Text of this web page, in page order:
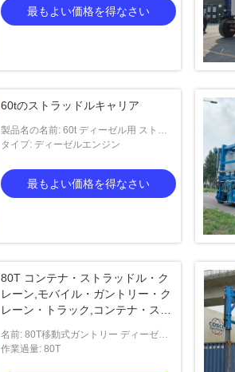
最もよい価格を得なさい
60tのストラッドルキャリア
製品名の名前: 60t ディーゼル用 ストラ
ッドラーキャリア
タイプ: ディーゼルエンジン
最もよい価格を得なさい
80T コンテナ・ストラッドル・ク
レーン,モバイル・ガントリー・ク
レーン・トラック,コンテナ・スタ
ッドル・キャリア
名前: 80T移動式ガントリー ディーゼル
力の電池のstraddleキャリアのトラック
作業過量: 80T